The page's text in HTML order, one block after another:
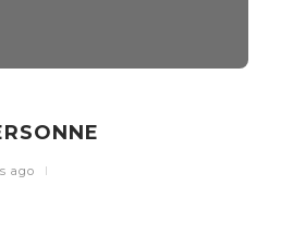
ago